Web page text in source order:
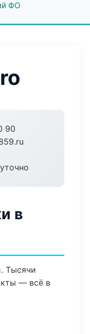
ФО
90
в
Тысячи
— всё в